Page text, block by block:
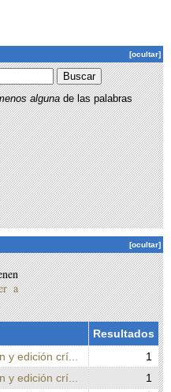
[ocultar]
algunade las palabras
[ocultar]
a
Resultados
y edición crí...
1
y edición crí...
1